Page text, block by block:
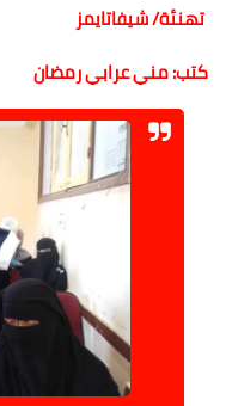
تهنئة/ شيفاتايمز
كتب: مني عرابي رمضان